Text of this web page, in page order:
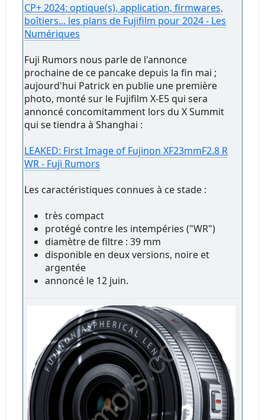
CP+ 2024: optique(s), application, firmwares,
boîtiers... les plans de Fujifilm pour 2024 - Les
Numériques
Fuji Rumors nous parle de l'annonce
prochaine de ce pancake depuis la fin mai ;
aujourd'hui Patrick en publie une première
photo, monté sur le Fujifilm X-E5 qui sera
annoncé concomitamment lors du X Summit
qui se tiendra à Shanghai :
LEAKED: First Image of Fujinon XF23mmF2.8 R
WR - Fuji Rumors
Les caractéristiques connues à ce stade :
très compact
protégé contre les intempéries ("WR")
diamètre de filtre : 39 mm
disponible en deux versions, noire et
argentée
annoncé le 12 juin.